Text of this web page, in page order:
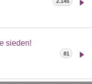
2.145
sieden!
81